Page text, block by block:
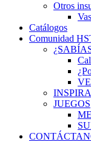
Otros
Catálogos
Comunidad
JUEGOS